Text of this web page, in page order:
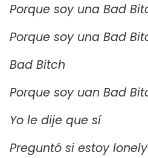
Porque soy una Bad
Porque soy una Bad
Bad Bitch
Porque soy uan Bad
Yo le dije que sí
Preguntó si estoy lonely